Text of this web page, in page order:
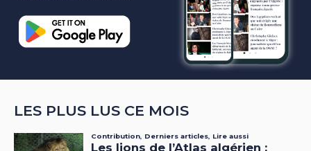
LES PLUS LUS CE MOIS